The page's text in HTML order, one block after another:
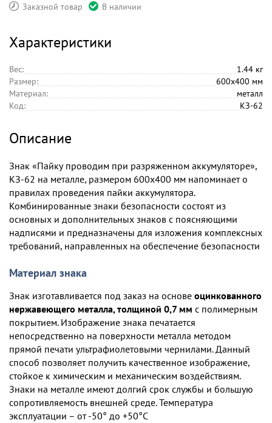
Заказной товар В наличии
Характеристики
Вес:
1.44 кг
Размер:
600х400 мм
Материал:
металл
Код:
КЗ-62
Описание
Знак «Пайку проводим при разряженном аккумуляторе»,
КЗ-62 на металле, размером 600х400 мм напоминает о
правилах проведения пайки аккумулятора.
Комбинированные знаки безопасности состоят из
основных и дополнительных знаков с поясняющими
надписями и предназначены для изложения комплексных
требований, направленных на обеспечение безопасности
Материал знака
Знак изготавливается под заказ на основе оцинкованного
нержавеющего металла, толщиной 0,7 мм с полимерным
покрытием. Изображение знака печатается
непосредственно на поверхности металла методом
прямой печати ультрафиолетовыми чернилами. Данный
способ позволяет получить качественное изображение,
стойкое к химическим и механическим воздействиям.
Знаки на металле имеют долгий срок службы и большую
сопротивляемость внешней среде. Температура
эксплуатации – от -50° до +50°С